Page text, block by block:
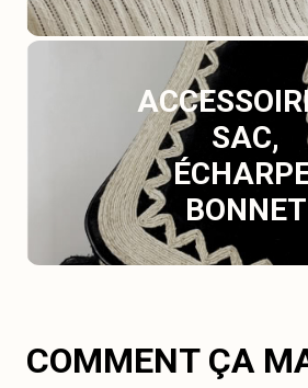
SAC,
BONNET
COMMENT ÇA